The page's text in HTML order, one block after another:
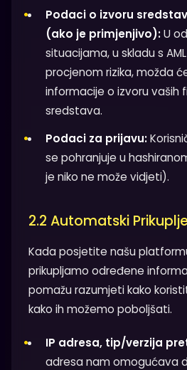
Podaci o izvoru
(ako je primjenjivo):U
situacijama, u skladu s
procjenom rizika, možda
informacije o izvoru vaših
sredstava.
Podaci za prijavu:
se pohranjuje u
je niko ne može vidjeti).
2.2 Automatski
Kada posjetite našu
prikupljamo određene
pomažu razumjeti kako
kako ih možemo poboljšati.
IP adresa, tip/verzija
adresa nam omogućava